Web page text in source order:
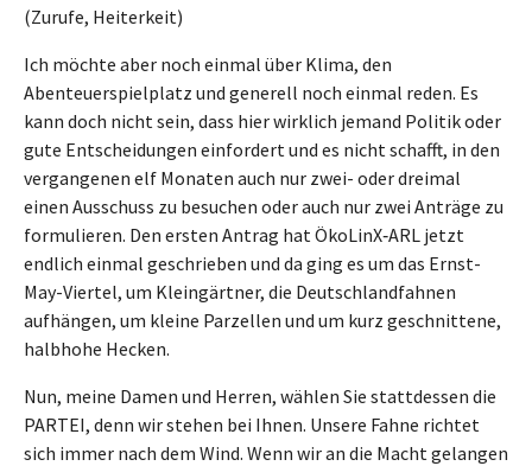
(Zurufe, Heiterkeit)
Ich möchte aber noch einmal über Klima, den
Abenteuerspielplatz und generell noch einmal reden. Es
kann doch nicht sein, dass hier wirklich jemand Politik oder
gute Entscheidungen einfordert und es nicht schafft, in den
vergangenen elf Monaten auch nur zwei- oder dreimal
einen Ausschuss zu besuchen oder auch nur zwei Anträge zu
formulieren. Den ersten Antrag hat ÖkoLinX‑ARL jetzt
endlich einmal geschrieben und da ging es um das Ernst-
May-Viertel, um Kleingärtner, die Deutschlandfahnen
aufhängen, um kleine Parzellen und um kurz geschnittene,
halbhohe Hecken.
Nun, meine Damen und Herren, wählen Sie stattdessen die
PARTEI, denn wir stehen bei Ihnen. Unsere Fahne richtet
sich immer nach dem Wind. Wenn wir an die Macht gelangen